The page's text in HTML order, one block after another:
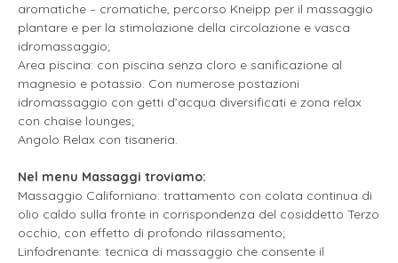
aromatiche – cromatiche, percorso Kneipp per il massaggio
plantare e per la stimolazione della circolazione e vasca
idromassaggio;
Area piscina: con piscina senza cloro e sanificazione al
magnesio e potassio. Con numerose postazioni
idromassaggio con getti d’acqua diversificati e zona relax
con chaise lounges;
Angolo Relax con tisaneria.
Nel menu Massaggi troviamo:
Massaggio Californiano: trattamento con colata continua di
olio caldo sulla fronte in corrispondenza del cosiddetto Terzo
occhio, con effetto di profondo rilassamento;
Linfodrenante: tecnica di massaggio che consente il